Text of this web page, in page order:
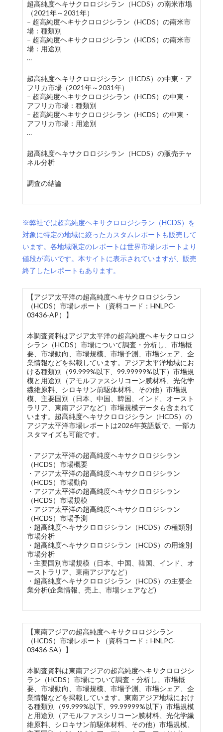
超高純度ヘキサクロロジシラン（HCDS）の南米市場
（2021年～2031年）
– 超高純度ヘキサクロロジシラン（HCDS）の南米市
場：種類別
– 超高純度ヘキサクロロジシラン（HCDS）の南米市
場：用途別
…
超高純度ヘキサクロロジシラン（HCDS）の中東・ア
フリカ市場（2021年～2031年）
– 超高純度ヘキサクロロジシラン（HCDS）の中東・
アフリカ市場：種類別
– 超高純度ヘキサクロロジシラン（HCDS）の中東・
アフリカ市場：用途別
…
超高純度ヘキサクロロジシラン（HCDS）の販売チャ
ネル分析
調査の結論
※弊社では超高純度ヘキサクロロジシラン（HCDS）を
対象に特定の地域に絞ったカスタムレポートも販売して
います。各地域限定のレポートは世界市場レポートより
値段が高いです。本サイトに表示されていますが、販売
終了したレポートもあります。
【アジア太平洋の超高純度ヘキサクロロジシラン
（HCDS）市場レポート（資料コード：HNLPC-
03436-AP）】
本調査資料はアジア太平洋の超高純度ヘキサクロロジ
シラン（HCDS）市場について調査・分析し、市場概
要、市場動向、市場規模、市場予測、市場シェア、企
業情報などを掲載しています。アジア太平洋地域にお
ける種類別（99.999%以下、99.99999%以下）市場規
模と用途別（アモルファスシリコーン膜材料、光化学
繊維原料、シロキサン前駆体材料、その他）市場規
模、主要国別（日本、中国、韓国、インド、オースト
ラリア、東南アジアなど）市場規模データも含まれて
います。超高純度ヘキサクロロジシラン（HCDS）の
アジア太平洋市場レポートは2026年英語版で、一部カ
スタマイズも可能です。
・アジア太平洋の超高純度ヘキサクロロジシラン
（HCDS）市場概要
・アジア太平洋の超高純度ヘキサクロロジシラン
（HCDS）市場動向
・アジア太平洋の超高純度ヘキサクロロジシラン
（HCDS）市場規模
・アジア太平洋の超高純度ヘキサクロロジシラン
（HCDS）市場予測
・超高純度ヘキサクロロジシラン（HCDS）の種類別
市場分析
・超高純度ヘキサクロロジシラン（HCDS）の用途別
市場分析
・主要国別市場規模（日本、中国、韓国、インド、オ
ーストラリア、東南アジアなど）
・超高純度ヘキサクロロジシラン（HCDS）の主要企
業分析(企業情報、売上、市場シェアなど)
【東南アジアの超高純度ヘキサクロロジシラン
（HCDS）市場レポート（資料コード：HNLPC-
03436-SA）】
本調査資料は東南アジアの超高純度ヘキサクロロジシ
ラン（HCDS）市場について調査・分析し、市場概
要、市場動向、市場規模、市場予測、市場シェア、企
業情報などを掲載しています。東南アジア地域におけ
る種類別（99.999%以下、99.99999%以下）市場規模
と用途別（アモルファスシリコーン膜材料、光化学繊
維原料、シロキサン前駆体材料、その他）市場規模、